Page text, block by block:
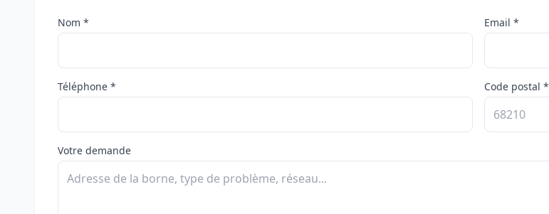
Nom * Email *
Téléphone * Code postal *
Votre demande